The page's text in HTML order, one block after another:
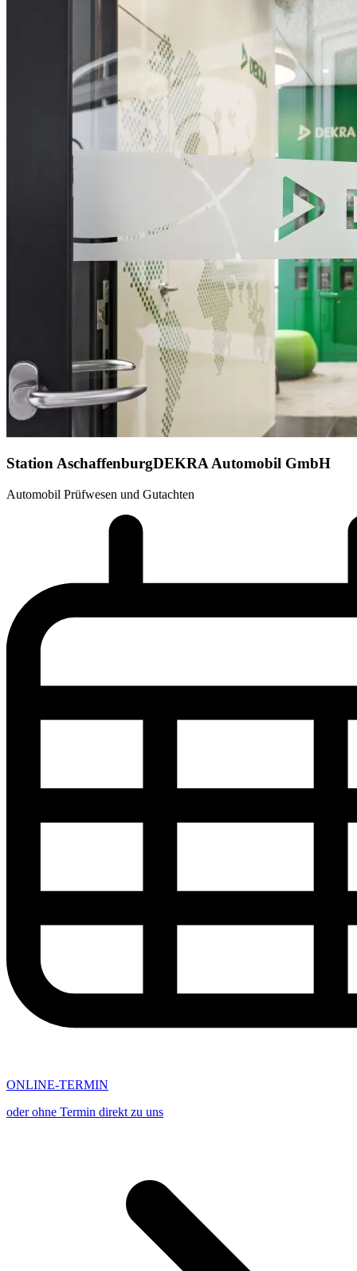
Station AschaffenburgDEKRA Automobil GmbH
Automobil Prüfwesen und Gutachten
ONLINE-TERMIN
oder ohne Termin direkt zu uns